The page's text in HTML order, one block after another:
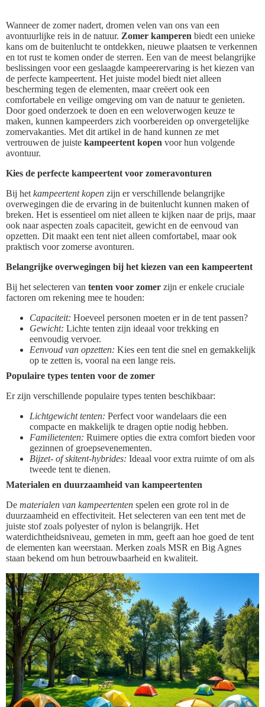
Wanneer de zomer nadert, dromen velen van ons van een
avontuurlijke reis in de natuur. Zomer kamperen biedt een unieke
kans om de buitenlucht te ontdekken, nieuwe plaatsen te verkennen
en tot rust te komen onder de sterren. Een van de meest belangrijke
beslissingen voor een geslaagde kampeerervaring is het kiezen van
de perfecte kampeertent. Het juiste model biedt niet alleen
bescherming tegen de elementen, maar creëert ook een
comfortabele en veilige omgeving om van de natuur te genieten.
Door goed onderzoek te doen en een weloverwogen keuze te
maken, kunnen kampeerders zich voorbereiden op onvergetelijke
zomervakanties. Met dit artikel in de hand kunnen ze met
vertrouwen de juiste kampeertent kopen voor hun volgende
avontuur.
Kies de perfecte kampeertent voor zomeravonturen
Bij het kampeertent kopen zijn er verschillende belangrijke
overwegingen die de ervaring in de buitenlucht kunnen maken of
breken. Het is essentieel om niet alleen te kijken naar de prijs, maar
ook naar aspecten zoals capaciteit, gewicht en de eenvoud van
opzetten. Dit maakt een tent niet alleen comfortabel, maar ook
praktisch voor zomerse avonturen.
Belangrijke overwegingen bij het kiezen van een kampeertent
Bij het selecteren van tenten voor zomer zijn er enkele cruciale
factoren om rekening mee te houden:
Capaciteit: Hoeveel personen moeten er in de tent passen?
Gewicht: Lichte tenten zijn ideaal voor trekking en
eenvoudig vervoer.
Eenvoud van opzetten: Kies een tent die snel en gemakkelijk
op te zetten is, vooral na een lange reis.
Populaire types tenten voor de zomer
Er zijn verschillende populaire types tenten beschikbaar:
Lichtgewicht tenten: Perfect voor wandelaars die een
compacte en makkelijk te dragen optie nodig hebben.
Familietenten: Ruimere opties die extra comfort bieden voor
gezinnen of groepsevenementen.
Bijzet- of skitent-hybrides: Ideaal voor extra ruimte of om als
tweede tent te dienen.
Materialen en duurzaamheid van kampeertenten
De materialen van kampeertenten spelen een grote rol in de
duurzaamheid en effectiviteit. Het selecteren van een tent met de
juiste stof zoals polyester of nylon is belangrijk. Het
waterdichtheidsniveau, gemeten in mm, geeft aan hoe goed de tent
de elementen kan weerstaan. Merken zoals MSR en Big Agnes
staan bekend om hun betrouwbaarheid en kwaliteit.